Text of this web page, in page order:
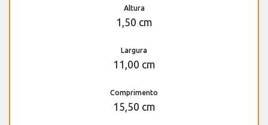
Altura
1,50 cm
Largura
11,00 cm
Comprimento
15,50 cm